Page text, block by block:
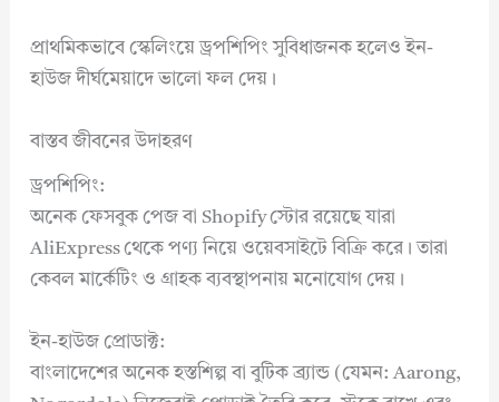
প্রাথমিকভাবে স্কেলিংয়ে ড্রপশিপিং সুবিধাজনক হলেও ইন-
হাউজ দীর্ঘমেয়াদে ভালো ফল দেয়।
বাস্তব জীবনের উদাহরণ
ড্রপশিপিং:
অনেক ফেসবুক পেজ বা Shopify স্টোর রয়েছে যারা
AliExpress থেকে পণ্য নিয়ে ওয়েবসাইটে বিক্রি করে। তারা
কেবল মার্কেটিং ও গ্রাহক ব্যবস্থাপনায় মনোযোগ দেয়।
ইন-হাউজ প্রোডাক্ট:
বাংলাদেশের অনেক হস্তশিল্প বা বুটিক ব্র্যান্ড (যেমন: Aarong,